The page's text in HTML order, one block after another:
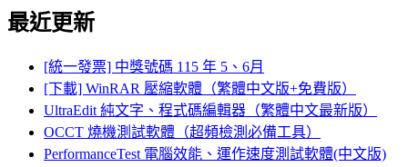
最近更新
[統一發票] 中獎號碼 115 年 5、6月
[下載] WinRAR 壓縮軟體（繁體中文版+免費版）
UltraEdit 純文字、程式碼編輯器（繁體中文最新版）
OCCT 燒機測試軟體（超頻檢測必備工具）
PerformanceTest 電腦效能、運作速度測試軟體(中文版)